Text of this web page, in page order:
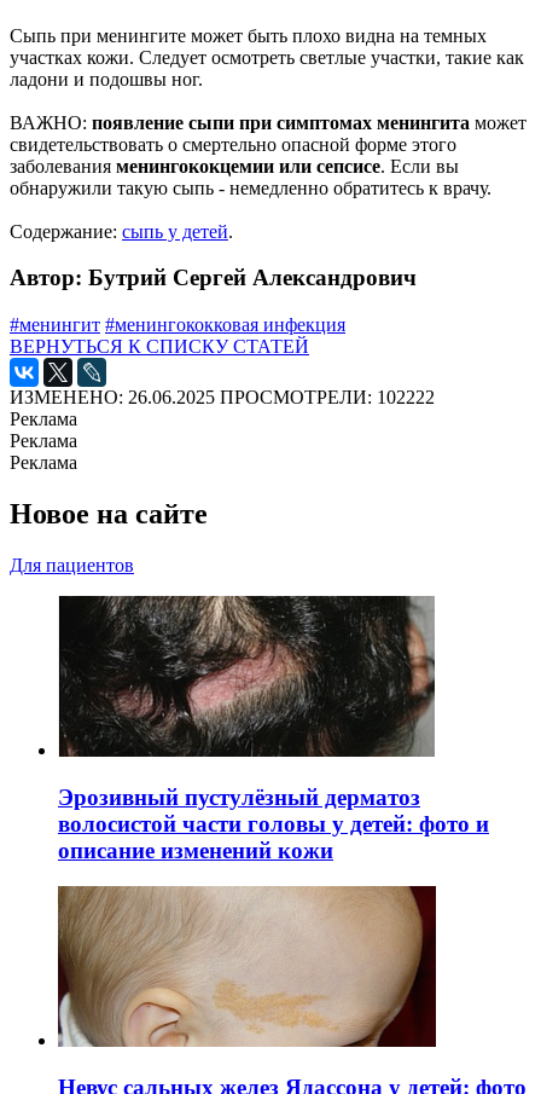
Сыпь при менингите может быть плохо видна на темных
участках кожи. Следует осмотреть светлые участки, такие как
ладони и подошвы ног.
ВАЖНО: появление сыпи при симптомах менингита может
свидетельствовать о смертельно опасной форме этого
заболевания менингококцемии или сепсисе. Если вы
обнаружили такую сыпь - немедленно обратитесь к врачу.
Содержание: сыпь у детей.
Автор: Бутрий Сергей Александрович
#менингит #менингококковая инфекция
ВЕРНУТЬСЯ К СПИСКУ СТАТЕЙ
ИЗМЕНЕНО: 26.06.2025 ПРОСМОТРЕЛИ: 102222
Реклама
Реклама
Реклама
Новое на сайте
Для пациентов
Эрозивный пустулёзный дерматоз
волосистой части головы у детей: фото и
описание изменений кожи
Невус сальных желез Ядассона у детей: фото